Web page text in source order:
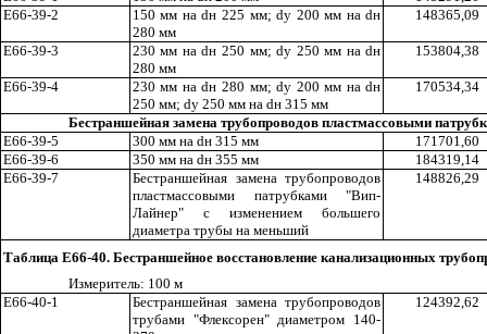
Е66-39-2
150 мм наdн 225 мм;dy 200 мм наdн
280 мм
148365,09
Е66-39-3 230 мм наdн 250 мм;dy 250 мм наdн
280 мм
153804,38
Е66-39-4 230 мм наdн 280 мм;dy 200 мм наdн
250 мм; dy250 мм на dн315 мм
170534,34
Бестраншейная замена трубопроводов пластмассовыми
Е66-39-5
300 мм на dн315 мм 171701,60
Е66-39-6
350 мм на dн355 мм 184319,14
Е66-39-7
Бестраншейная замена трубопроводов
пластмассовыми патрубками"Вип-
Лайнер"с изменениембольшего
диаметра трубы на меньший
148826,29
Таблица Е66-40. Бестраншейное восстановление канализационных
Измеритель: 100 м
Е66-40-1
Бестраншейная замена трубопроводов
трубами "Флексорен"диаметром 140-
124392,62